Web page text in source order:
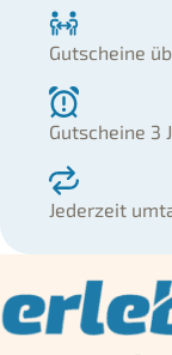
Gutscheine
Gutscheine 3
Jederzeit